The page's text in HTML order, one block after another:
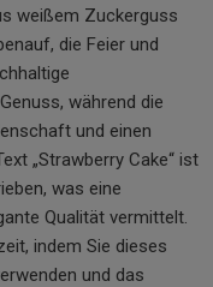
weißem Zuckerguss
die Feier und
während die
und einen
„Strawberry Cake“ ist
was eine
Qualität vermittelt.
indem Sie dieses
und das